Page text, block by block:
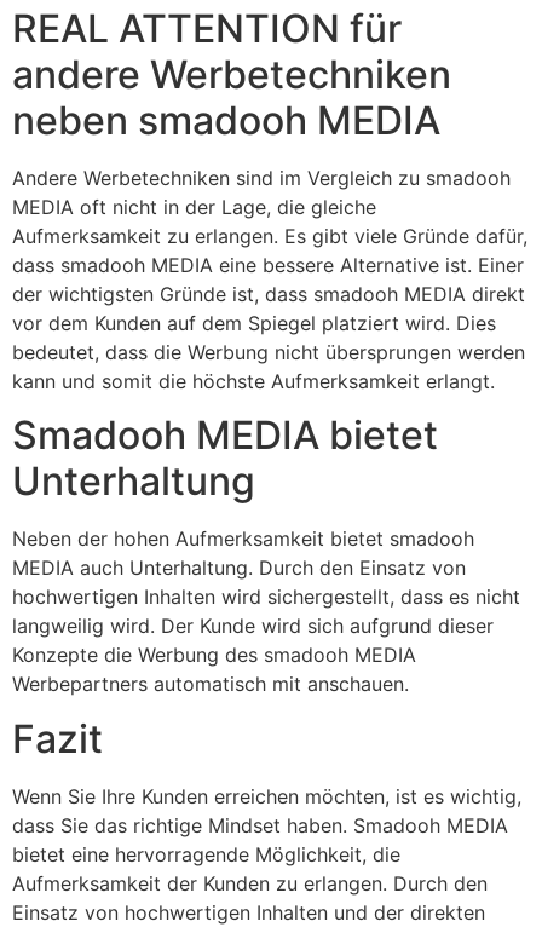
REAL ATTENTION für
andere Werbetechniken
neben smadooh MEDIA
Andere Werbetechniken sind im Vergleich zu smadooh
MEDIA oft nicht in der Lage, die gleiche
Aufmerksamkeit zu erlangen. Es gibt viele Gründe dafür,
dass smadooh MEDIA eine bessere Alternative ist. Einer
der wichtigsten Gründe ist, dass smadooh MEDIA direkt
vor dem Kunden auf dem Spiegel platziert wird. Dies
bedeutet, dass die Werbung nicht übersprungen werden
kann und somit die höchste Aufmerksamkeit erlangt.
Smadooh MEDIA bietet
Unterhaltung
Neben der hohen Aufmerksamkeit bietet smadooh
MEDIA auch Unterhaltung. Durch den Einsatz von
hochwertigen Inhalten wird sichergestellt, dass es nicht
langweilig wird. Der Kunde wird sich aufgrund dieser
Konzepte die Werbung des smadooh MEDIA
Werbepartners automatisch mit anschauen.
Fazit
Wenn Sie Ihre Kunden erreichen möchten, ist es wichtig,
dass Sie das richtige Mindset haben. Smadooh MEDIA
bietet eine hervorragende Möglichkeit, die
Aufmerksamkeit der Kunden zu erlangen. Durch den
Einsatz von hochwertigen Inhalten und der direkten